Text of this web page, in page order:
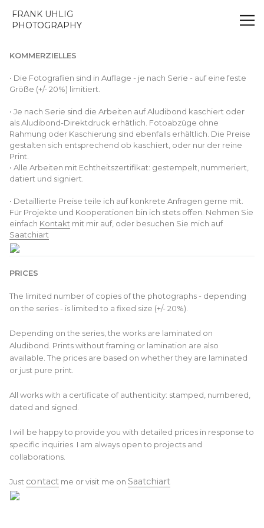
FRANK UHLIG
PHOTOGRAPHY
KOMMERZIELLES
• Die Fotografien sind in Auflage - je nach Serie - auf eine feste
Größe (+/- 20%) limitiert.
• Je nach Serie sind die Arbeiten auf Aludibond kaschiert oder
als Aludibond-Direktdruck erhätlich. Fotoabzüge ohne
Rahmung oder Kaschierung sind ebenfalls erhältlich. Die Preise
gestalten sich entsprechend ob kaschiert, oder nur der reine
Print.
• Alle Arbeiten mit Echtheitszertifikat: gestempelt, nummeriert,
datiert und signiert.
• Detaillierte Preise teile ich auf konkrete Anfragen gerne mit.
Für Projekte und Kooperationen bin ich stets offen. Nehmen Sie
einfach Kontakt mit mir auf, oder besuchen Sie mich auf
Saatchiart
PRICES
The limited number of copies of the photographs - depending
on the series - is limited to a fixed size (+/- 20%).
Depending on the series, the works are laminated on
Aludibond. Prints without framing or lamination are also
available. The prices are based on whether they are laminated
or just pure print.
All works with a certificate of authenticity: stamped, numbered,
dated and signed.
I will be happy to provide you with detailed prices in response to
specific inquiries. I am always open to projects and
collaborations.
Just contact me or visit me on Saatchiart